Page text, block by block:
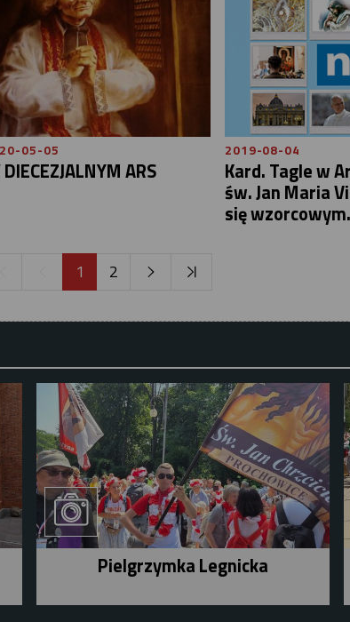
05-05
ARS
2019-08-04
Kard. Tagle w
św. Jan Maria
się
1 2
Pielgrzymka Legnicka